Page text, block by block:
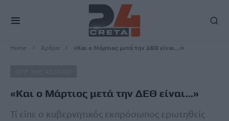
Home Άρθρα «Και ο Μάρτιος μετά την ΔΕΘ είναι…»
«Και ο Μάρτιος μετά την ΔΕΘ είναι…»
Τί είπε ο κυβερνητικός εκπρόσωπος ερωτηθείς